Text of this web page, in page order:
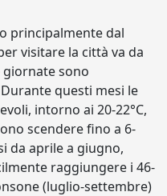
principalmente dal
visitare la città va da
sono
questi mesi le
intorno ai 20-22°C,
scendere fino a 6-
da aprile a giugno,
raggiungere i 46-
(luglio-settembre)